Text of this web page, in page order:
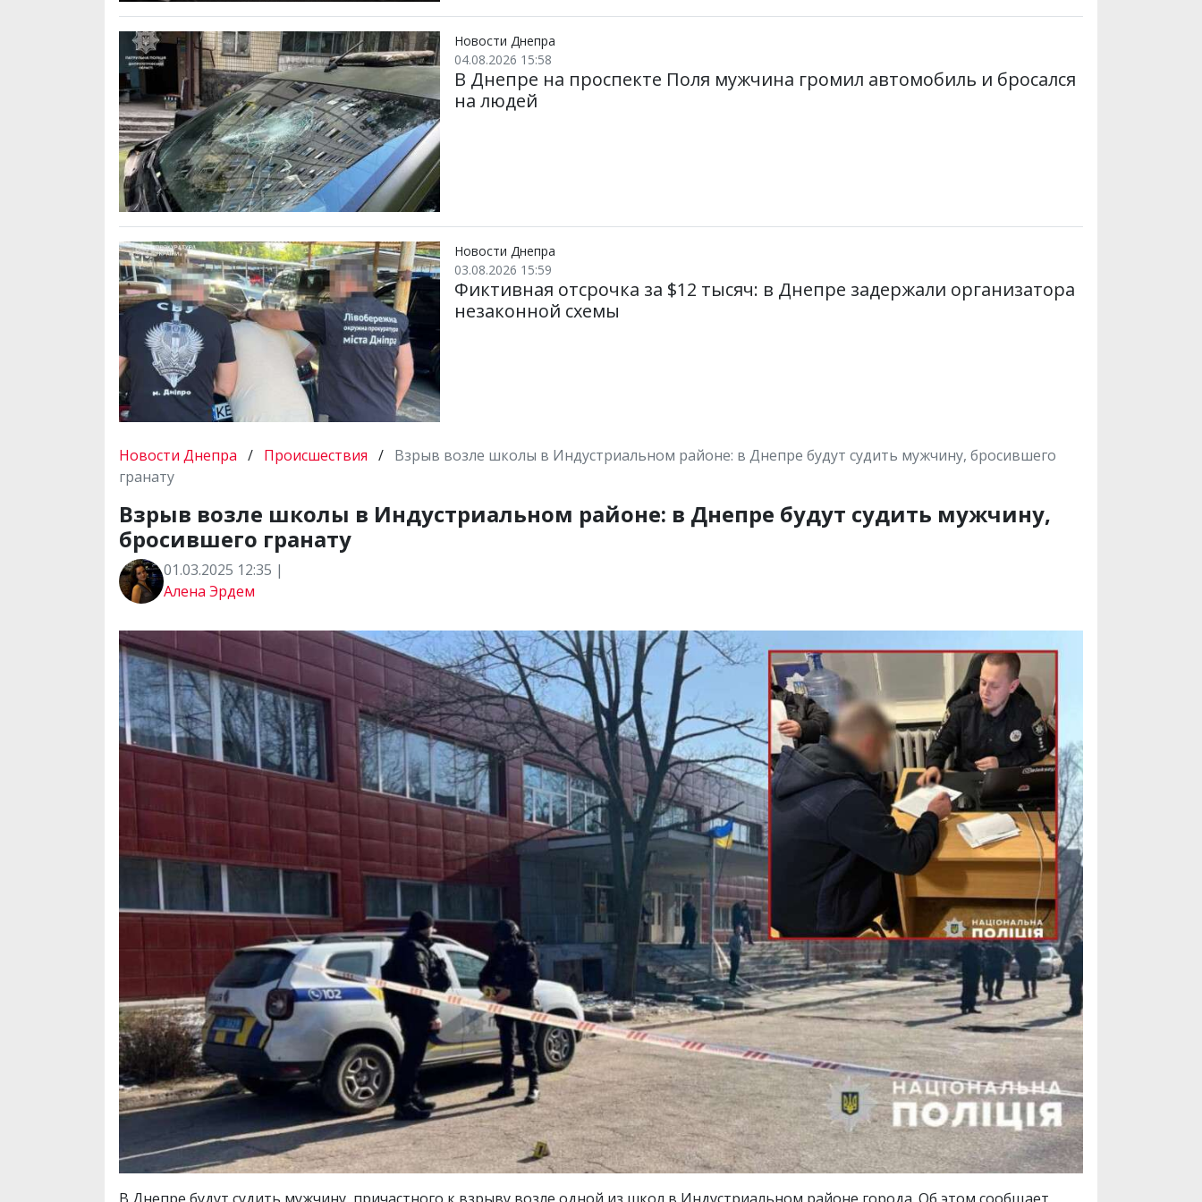
Новости Днепра
04.08.2026 15:58
В Днепре на проспекте Поля мужчина громил автомобиль и бросался
на людей
Новости Днепра
03.08.2026 15:59
Фиктивная отсрочка за $12 тысяч: в Днепре задержали организатора
незаконной схемы
Новости Днепра / Происшествия / Взрыв возле школы в Индустриальном районе: в Днепре будут судить мужчину, бросившего
гранату
Взрыв возле школы в Индустриальном районе: в Днепре будут судить мужчину,
бросившего гранату
01.03.2025 12:35 |
Алена Эрдем
В Днепре будут судить мужчину, причастного к взрыву возле одной из школ в Индустриальном районе города. Об этом сообщает